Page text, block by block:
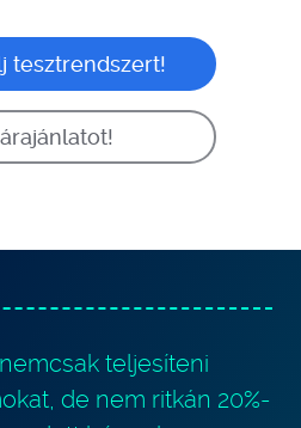
tesztrendszert!
teljesíteni
de nem ritkán 20%-